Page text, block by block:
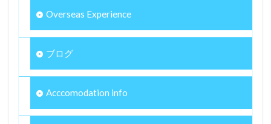
Overseas Experience
ブログ
Acccomodation info